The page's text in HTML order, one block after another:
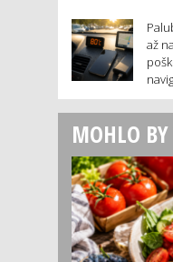
až
MOHLO